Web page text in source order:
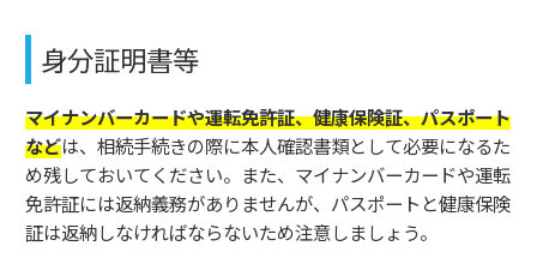
身分証明書等
マイナンバーカードや運転免許証、健康保険証、パスポート
などは、相続手続きの際に本人確認書類として必要になるた
め残しておいてください。また、マイナンバーカードや運転
免許証には返納義務がありませんが、パスポートと健康保険
証は返納しなければならないため注意しましょう。